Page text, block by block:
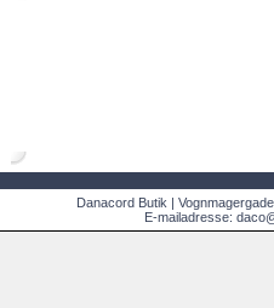
Danacord Butik |
E-mailadresse: